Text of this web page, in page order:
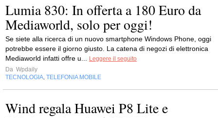
Lumia 830: In offerta a 180 Euro da
Mediaworld, solo per oggi!
Se siete alla ricerca di un nuovo smartphone Windows Phone, oggi
potrebbe essere il giorno giusto. La catena di negozi di elettronica
Mediaworld infatti offre u... Leggere il seguito
Da Wpdaily
TECNOLOGIA, TELEFONIA MOBILE
Wind regala Huawei P8 Lite e